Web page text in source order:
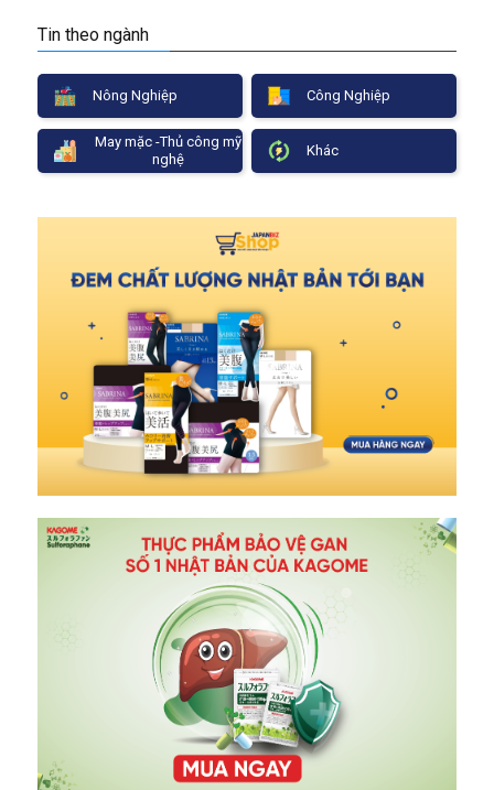
Tin theo ngành
Nông Nghiệp Công Nghiệp
May mặc -Thủ công mỹ
nghệ
Khác